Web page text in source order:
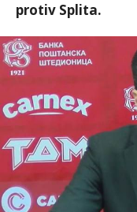
protiv Splita.